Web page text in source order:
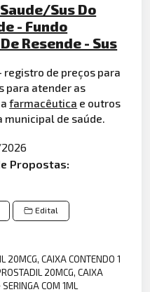
Sus Do
- Fundo
Resende - Sus
de preços para
s para atender as
farmacêutica e outros
de saúde.
Propostas:
Edital
CAIXA CONTENDO 1
20MCG, CAIXA
COM 1ML